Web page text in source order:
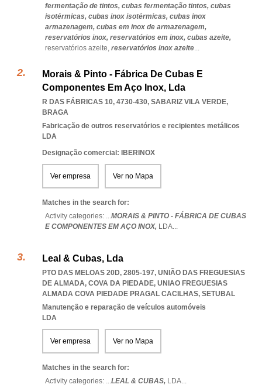
fermentação de tintos, cubas fermentação tintos, cubas
isotérmicas, cubas inox isotérmicas, cubas inox
armazenagem, cubas em inox de armazenagem,
reservatórios inox, reservatórios em inox, cubas azeite,
reservatórios azeite, reservatórios inox azeite...
Morais & Pinto - Fábrica De Cubas E
Componentes Em Aço Inox, Lda
R DAS FÁBRICAS 10, 4730-430, SABARIZ VILA VERDE,
BRAGA
Fabricação de outros reservatórios e recipientes metálicos
LDA
Designação comercial: IBERINOX
Ver empresa Ver no Mapa
Matches in the search for:
Activity categories: ...MORAIS & PINTO - FÁBRICA DE CUBAS
E COMPONENTES EM AÇO INOX, LDA...
Leal & Cubas, Lda
PTO DAS MELOAS 20D, 2805-197, UNIÃO DAS FREGUESIAS
DE ALMADA, COVA DA PIEDADE, UNIAO FREGUESIAS
ALMADA COVA PIEDADE PRAGAL CACILHAS, SETUBAL
Manutenção e reparação de veículos automóveis
LDA
Ver empresa Ver no Mapa
Matches in the search for:
Activity categories: ...LEAL & CUBAS, LDA...